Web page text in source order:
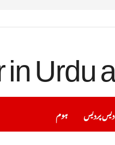
ہوم دیس پردیس